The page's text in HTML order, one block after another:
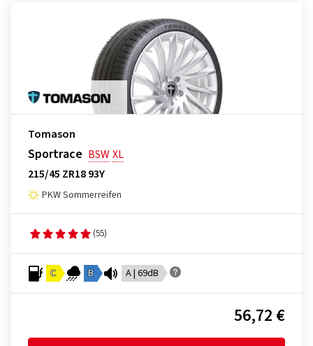
Tomason
Sportrace BSWXL
215/45 ZR18 93Y
PKW Sommerreifen
(55)
C B A | 69dB
56,72 €